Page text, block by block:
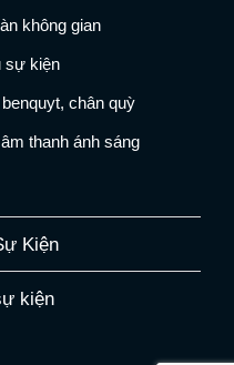
không gian
sự kiện
chân quỳ
thanh ánh sáng
Kiện
kiện